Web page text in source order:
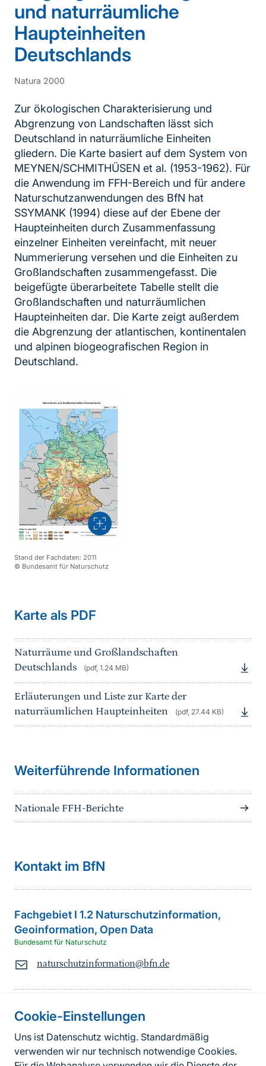
Cookie-Einstellungen
Uns ist Datenschutz wichtig. Standardmäßig
verwenden wir nur technisch notwendige Cookies.
und naturräumliche
Haupteinheiten
Deutschlands
Natura 2000
Zur ökologischen Charakterisierung und
Abgrenzung von Landschaften lässt sich
Deutschland in naturräumliche Einheiten
gliedern. Die Karte basiert auf dem System von
MEYNEN/SCHMITHÜSEN et al. (1953-1962). Für
die Anwendung im FFH-Bereich und für andere
Naturschutzanwendungen des BfN hat
SSYMANK (1994) diese auf der Ebene der
Haupteinheiten durch Zusammenfassung
einzelner Einheiten vereinfacht, mit neuer
Nummerierung versehen und die Einheiten zu
Großlandschaften zusammengefasst. Die
beigefügte überarbeitete Tabelle stellt die
Großlandschaften und naturräumlichen
Haupteinheiten dar. Die Karte zeigt außerdem
die Abgrenzung der atlantischen, kontinentalen
und alpinen biogeografischen Region in
Deutschland.
Vergrößern
Stand der Fachdaten: 2011
© Bundesamt für Naturschutz
Karte als PDF
Naturräume und Großlandschaften
Deutschlands
(pdf, 1.24 MB)
Erläuterungen und Liste zur Karte der
naturräumlichen Haupteinheiten
(pdf, 27.44 KB)
Weiterführende Informationen
Nationale FFH-Berichte
Kontakt im BfN
Fachgebiet I 1.2 Naturschutzinformation,
Geoinformation, Open Data
Bundesamt für Naturschutz
naturschutzinformation@bfn.de
Informationen zur Seite
FußzeileKontakt zum BfN